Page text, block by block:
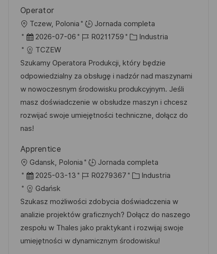
n
u
b
l
c
a
c
i
ó
n
Operator
U
b
c
a
c
i
ó
n
Tczew, Polonia
Jornada completa
F
e
c
h
a
d
e
p
b
l
i
c
a
c
i
ó
2026-07-06
I
d
e
e
m
p
R0211759
C
t
e
g
o
r
Industria
TCZEW
Szukamy Operatora Produkcji, który będzie
odpowiedzialny za obsługę i nadzór nad maszynami
w nowoczesnym środowisku produkcyjnym. Jeśli
masz doświadczenie w obsłudze maszyn i chcesz
rozwijać swoje umiejętności techniczne, dołącz do
nas!
Apprentice
U
b
c
a
c
i
Gdansk, Polonia
Jornada completa
F
e
c
h
a
d
2025-03-13
I
d
e
e
m
R0279367
C
t
e
g
o
Industria
Gdańsk
Szukasz możliwości zdobycia doświadczenia w
analizie projektów graficznych? Dołącz do naszego
zespołu w Thales jako praktykant i rozwijaj swoje
umiejętności w dynamicznym środowisku!